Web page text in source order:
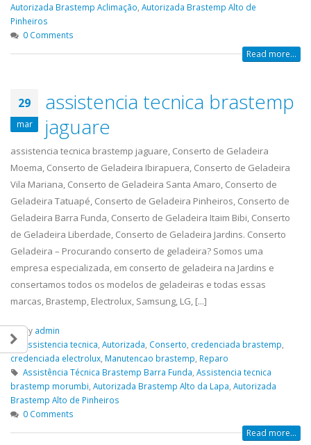
Autorizada Brastemp Aclimação, Autorizada Brastemp Alto de
Pinheiros
0 Comments
Read more...
29
mar
assistencia tecnica brastemp
jaguare
assistencia tecnica brastemp jaguare, Conserto de Geladeira
Moema, Conserto de Geladeira Ibirapuera, Conserto de Geladeira
Vila Mariana, Conserto de Geladeira Santa Amaro, Conserto de
Geladeira Tatuapé, Conserto de Geladeira Pinheiros, Conserto de
Geladeira Barra Funda, Conserto de Geladeira Itaim Bibi, Conserto
de Geladeira Liberdade, Conserto de Geladeira Jardins. Conserto
Geladeira – Procurando conserto de geladeira? Somos uma
empresa especializada, em conserto de geladeira na Jardins e
consertamos todos os modelos de geladeiras e todas essas
marcas, Brastemp, Electrolux, Samsung, LG, [...]
By admin
Assistencia tecnica, Autorizada, Conserto, credenciada brastemp,
credenciada electrolux, Manutencao brastemp, Reparo
Assistência Técnica Brastemp Barra Funda, Assistencia tecnica
brastemp morumbi, Autorizada Brastemp Alto da Lapa, Autorizada
Brastemp Alto de Pinheiros
0 Comments
Read more...
atua na região de de São Paulo,
realizando serviços de...
FREGUESIA DO
Geladeira Tatuapé,...